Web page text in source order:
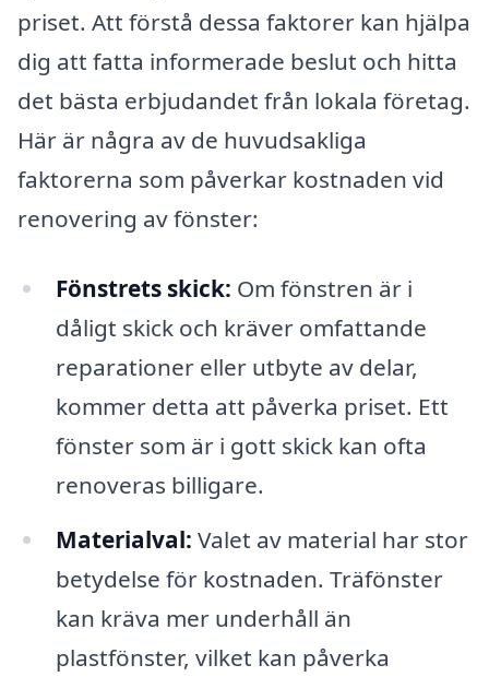
priset. Att förstå dessa faktorer kan hjälpa
dig att fatta informerade beslut och hitta
det bästa erbjudandet från lokala företag.
Här är några av de huvudsakliga
faktorerna som påverkar kostnaden vid
renovering av fönster:
Fönstrets skick: Om fönstren är i
dåligt skick och kräver omfattande
reparationer eller utbyte av delar,
kommer detta att påverka priset. Ett
fönster som är i gott skick kan ofta
renoveras billigare.
Materialval: Valet av material har stor
betydelse för kostnaden. Träfönster
kan kräva mer underhåll än
plastfönster, vilket kan påverka